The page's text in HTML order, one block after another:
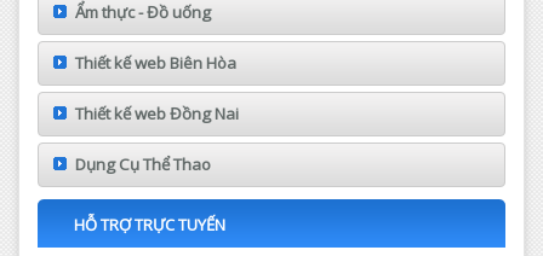
Ẩm thực - Đồ uống
Thiết kế web Biên Hòa
Thiết kế web Đồng Nai
Dụng Cụ Thể Thao
HỖ TRỢ TRỰC TUYẾN